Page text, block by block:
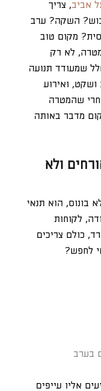
אביב, צריך
השקה? ערב
מקום טוב
לא רק
שמעודד תנועה
ושקט, ואירוע
שהמטרה
מדבר באותה
ולא
בונוס, הוא תנאי
לקוחות
כולם צריכים
לחפש?
בערב
אליו עייפים